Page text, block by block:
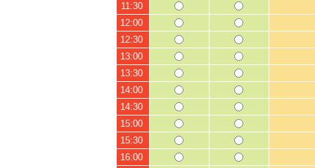
11:30
12:00
12:30
13:00
13:30
14:00
14:30
15:00
15:30
16:00